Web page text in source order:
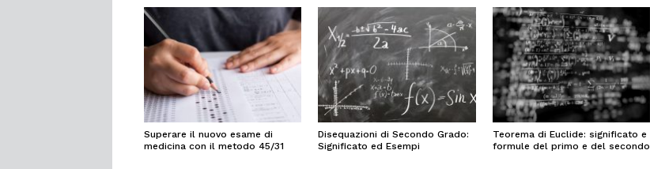
Superare il nuovo esame di
medicina con il metodo 45/31
Disequazioni di Secondo Grado:
Significato ed Esempi
Teorema di Euclide: significato e
formule del primo e del secondo